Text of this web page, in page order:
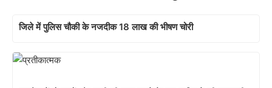
जिले में पुलिस चौकी के नजदीक 18 लाख की भीषण चोरी